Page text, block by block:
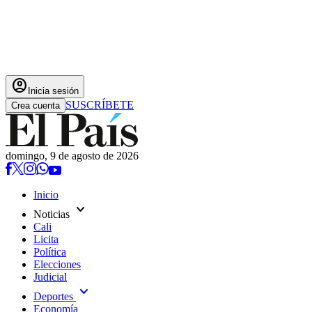
account_circle Inicia sesión
Crea cuenta SUSCRÍBETE
domingo, 9 de agosto de 2026
Inicio
Noticias expand_more
Cali
Licita
Política
Elecciones
Judicial
Deportes expand_more
Economía